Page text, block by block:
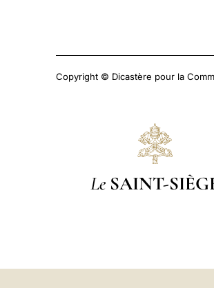
Copyright © Dicastère pour la
Le SAINT-